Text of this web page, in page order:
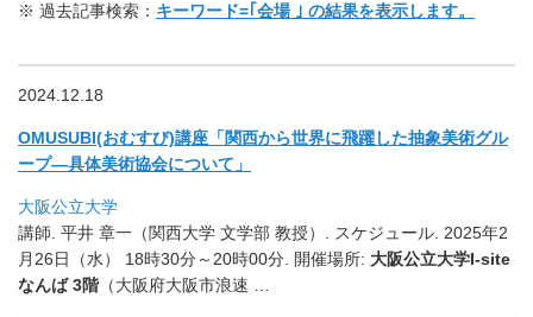
※ 過去記事検索： キーワード=｢会場 ｣ の結果を表示します。
2024.12.18
OMUSUBI(おむすび)講座「関西から世界に飛躍した抽象美術グル
ープ―具体美術協会について」
大阪公立大学
講師. 平井 章一（関西大学 文学部 教授）. スケジュール. 2025年2
月26日（水） 18時30分～20時00分. 開催場所: 大阪公立大学I-site
なんば 3階（大阪府大阪市浪速 …